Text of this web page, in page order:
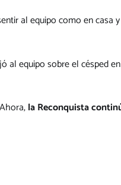
al equipo como en
equipo sobre el césped
la Reconquista